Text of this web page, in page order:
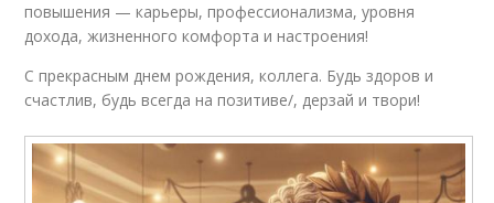
повышения — карьеры, профессионализма, уровня
дохода, жизненного комфорта и настроения!
С прекрасным днем рождения, коллега. Будь здоров и
счастлив, будь всегда на позитиве/, дерзай и твори!